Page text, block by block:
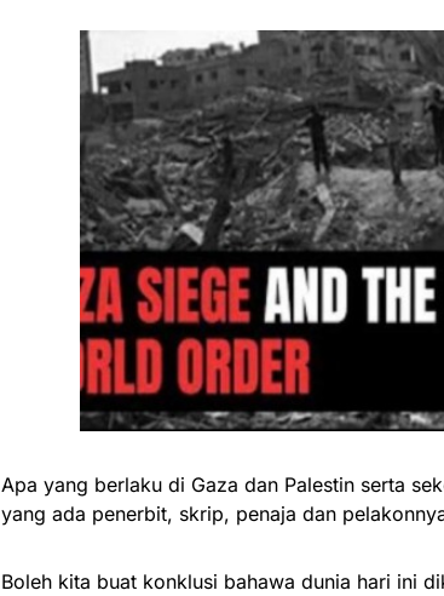
Apa yang berlaku di Gaza dan Palestin serta
yang ada penerbit, skrip, penaja dan
Boleh kita buat konklusi bahawa dunia hari ini